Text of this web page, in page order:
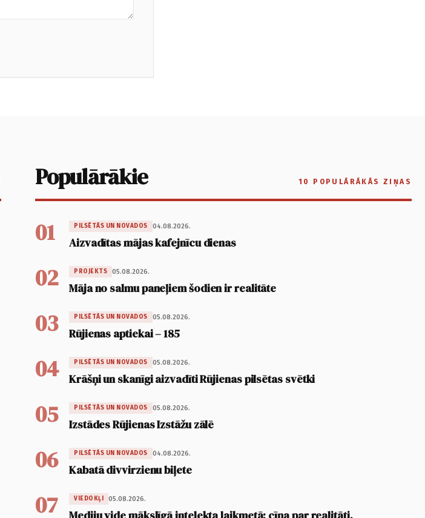
Populārākie 10 POPULĀRĀKĀS ZIŅAS
01 PILSĒTĀS UN NOVADOS 04.08.2026.
Aizvadītas mājas kafejnīcu dienas
02 PROJEKTS 05.08.2026.
Māja no salmu paneļiem šodien ir realitāte
03 PILSĒTĀS UN NOVADOS 05.08.2026.
Rūjienas aptiekai – 185
04 PILSĒTĀS UN NOVADOS 05.08.2026.
Krāšņi un skanīgi aizvadīti Rūjienas pilsētas svētki
05 PILSĒTĀS UN NOVADOS 05.08.2026.
Izstādes Rūjienas Izstāžu zālē
06 PILSĒTĀS UN NOVADOS 04.08.2026.
Kabatā divvirzienu biļete
07 VIEDOKĻI 05.08.2026.